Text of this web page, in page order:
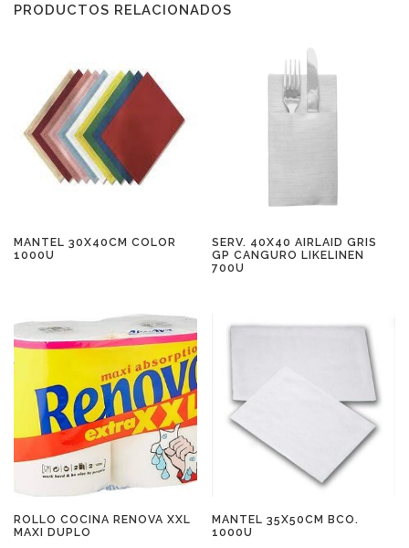
PRODUCTOS RELACIONADOS
MANTEL 30X40CM COLOR
1000U
SERV. 40X40 AIRLAID GRIS
GP CANGURO LIKELINEN
700U
ROLLO COCINA RENOVA XXL
MAXI DUPLO
MANTEL 35X50CM BCO.
1000U